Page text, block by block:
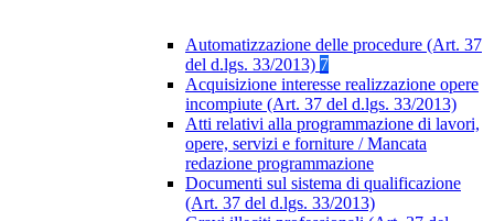
Automatizzazione delle procedure (Art. 37
del d.lgs. 33/2013) 7
Acquisizione interesse realizzazione opere
incompiute (Art. 37 del d.lgs. 33/2013)
Atti relativi alla programmazione di lavori,
opere, servizi e forniture / Mancata
redazione programmazione
Documenti sul sistema di qualificazione
(Art. 37 del d.lgs. 33/2013)